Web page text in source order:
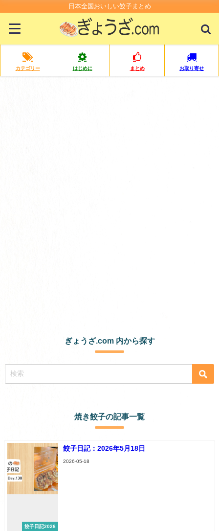
日本全国おいしい餃子まとめ
カテゴリー はじめに まとめ お取り寄せ
ぎょうざ.com 内から探す
焼き餃子の記事一覧
餃子日記2026
餃子日記：2026年5月18日
2026-05-18